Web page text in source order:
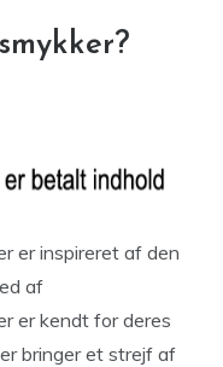
er inspireret af den
af
er kendt for deres
bringer et strejf af